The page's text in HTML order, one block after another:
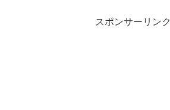
スポンサーリンク